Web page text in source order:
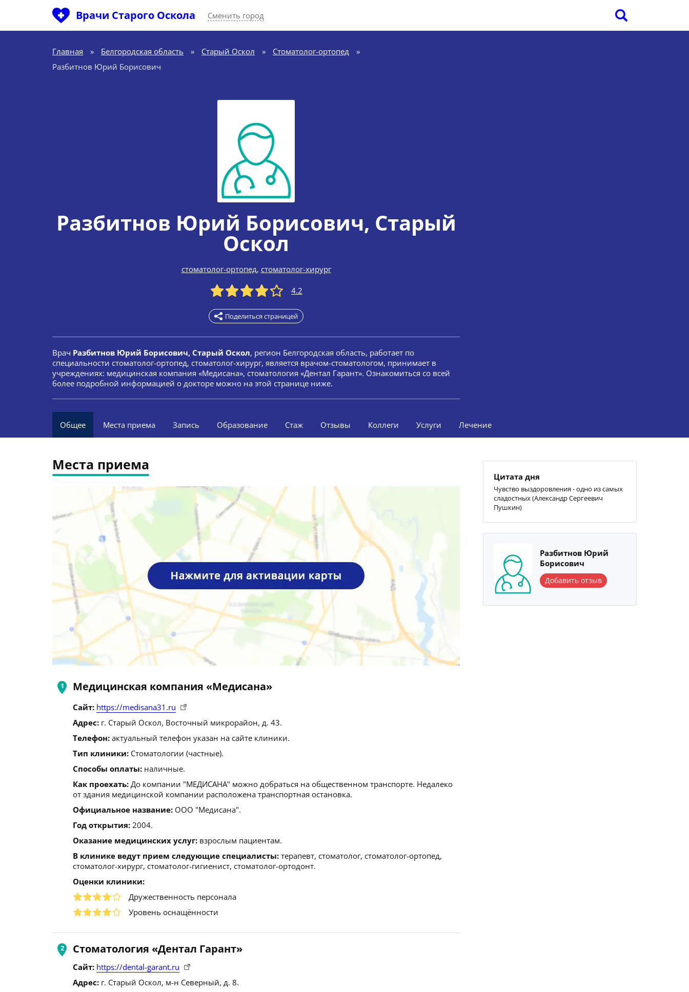
Врачи Старого Оскола Сменить город
Главная » Белгородская область » Старый Оскол » Стоматолог-ортопед
»
Разбитнов Юрий Борисович
Разбитнов Юрий Борисович, Старый
Оскол
стоматолог-ортопед, стоматолог-хирург
4.2
Поделиться страницей
Врач Разбитнов Юрий Борисович, Старый Оскол, регион Белгородская область, работает по
специальности стоматолог-ортопед, стоматолог-хирург, является врачом-стоматологом, принимает в
учреждениях: медицинская компания «Медисана», стоматология «Дентал Гарант». Ознакомиться со всей
более подробной информацией о докторе можно на этой странице ниже.
Общее Места приема Запись Образование Стаж Отзывы Коллеги Услуги Лечение
Места приема
Медицинская компания «Медисана»
Сайт: https://medisana31.ru
Адрес: г. Старый Оскол, Восточный микрорайон, д. 43.
Телефон: актуальный телефон указан на сайте клиники.
Тип клиники: Стоматологии (частные).
Способы оплаты: наличные.
Как проехать: До компании "МЕДИСАНА" можно добраться на общественном транспорте. Недалеко
от здания медицинской компании расположена транспортная остановка.
Официальное название: ООО "Медисана".
Год открытия: 2004.
Оказание медицинских услуг: взрослым пациентам.
В клинике ведут прием следующие специалисты: терапевт, стоматолог, стоматолог-ортопед,
стоматолог-хирург, стоматолог-гигиенист, стоматолог-ортодонт.
Оценки клиники:
Дружественность персонала
Уровень оснащённости
Стоматология «Дентал Гарант»
Сайт: https://dental-garant.ru
Адрес: г. Старый Оскол, м-н Северный, д. 8.
Цитата дня
Чувство выздоровления - одно из самых
сладостных (Александр Сергеевич
Пушкин)
Разбитнов Юрий
Борисович
Добавить отзыв